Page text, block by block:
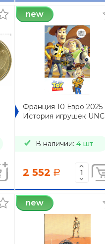
new
Франция 10 Евро 2025
История игрушек UNC
В наличии: 4 шт
2 552 a
new